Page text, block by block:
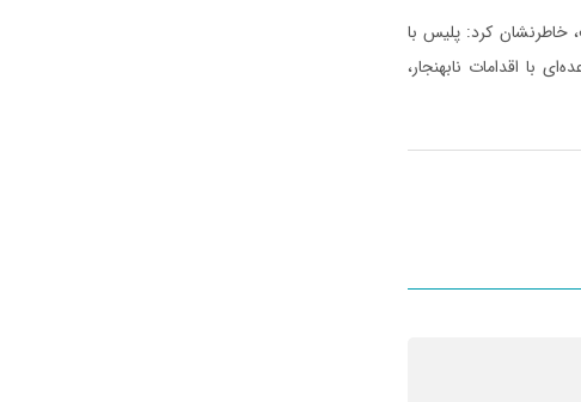
خاطرنشان کرد: پلیس با
با اقدامات نابهنجار،